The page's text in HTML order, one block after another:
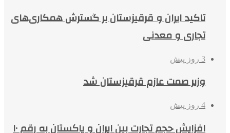
تاکید ایران و قرقیزستان بر گسترش همکاری‌های
تجاری و معدنی
3 روز پیش
وزیر صمت عازم قرقیزستان شد
4 روز پیش
افزایش حجم تجارت بین ایران و پاکستان به رقم ۱۰